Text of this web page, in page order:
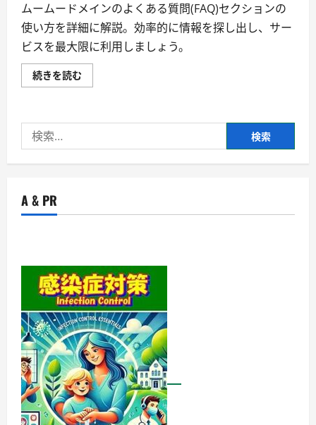
ムームードメインのよくある質問(FAQ)セクションの
使い方を詳細に解説。効率的に情報を探し出し、サー
ビスを最大限に利用しましょう。
続きを読む
ー
メ
Q&A
で
賢
ー
ビ
ス
を
利
用
し
よ
う!
に
つ
い
て
詳
し
く
索:
A & PR